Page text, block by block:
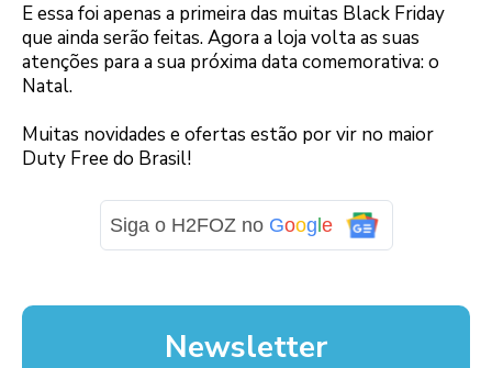
E essa foi apenas a primeira das muitas Black Friday
que ainda serão feitas. Agora a loja volta as suas
atenções para a sua próxima data comemorativa: o
Natal.
Muitas novidades e ofertas estão por vir no maior
Duty Free do Brasil!
Siga o H2FOZ no Google
Newsletter